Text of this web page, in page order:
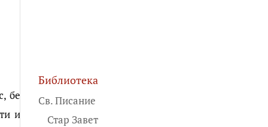
бе
и
Библиотека
Св. Писание
Стар Завет